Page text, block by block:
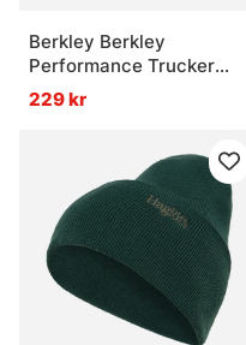
Berkley Berkley
Performance Trucker
Cap - Charcoal/Black
229 kr